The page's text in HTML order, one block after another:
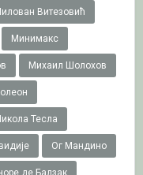
Витезовић
Минимакс
Михаил Шолохов
Тесла
Ог Мандино
де Балзак